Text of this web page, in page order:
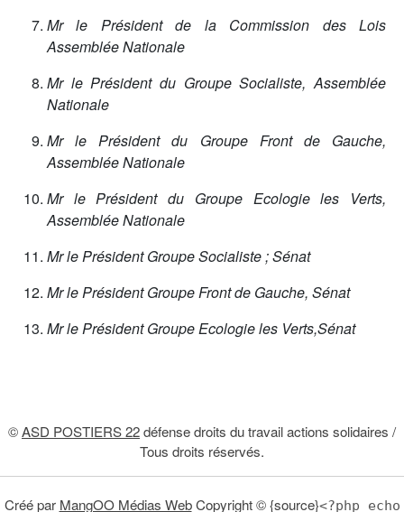
Mr le Président de la Commission des Lois
Assemblée Nationale
Mr le Président du Groupe Socialiste, Assemblée
Nationale
Mr le Président du Groupe Front de Gauche,
Assemblée Nationale
Mr le Président du Groupe Ecologie les Verts,
Assemblée Nationale
Mr le Président Groupe Socialiste ; Sénat
Mr le Président Groupe Front de Gauche, Sénat
Mr le Président Groupe Ecologie les Verts,Sénat
©ASD POSTIERS 22défense droits du travail actions solidaires /
Tous droits réservés.
Créé par MangOO Médias WebCopyright © {source}<?php echo